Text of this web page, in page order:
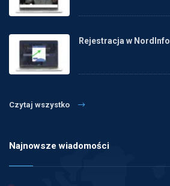
Rejestracja w NordInfo
Czytaj wszystko
Najnowsze wiadomości